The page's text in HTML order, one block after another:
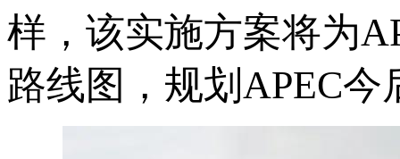
样，该实施方案将为
路线图，规划APEC